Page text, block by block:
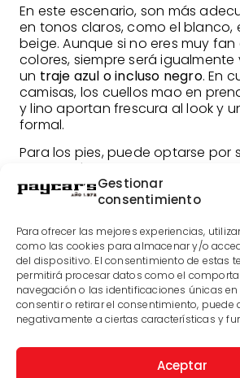
Gestionar
consentimiento
Para ofrecer las mejores experiencias,
como las cookies para almacenar y/o
del dispositivo. El consentimiento de estas
permitirá procesar datos como el
navegación o las identificaciones únicas en
consentir o retirar el consentimiento, puede
negativamente a ciertas características y
Aceptar
En este escenario, son más
en tonos claros, como el blanco,
beige. Aunque si no eres muy
colores, siempre será
un traje azul o incluso negro. En
camisas, los cuellos mao en
y lino aportan frescura al look y
formal.
Para los pies, puede optarse por
bodas más informales
náutico, de cáñamo o lona si se
diferente. Y llevar o no corbata
Trajes de novio modernos o
Si tu pareja y tú os encanta ir a la
organizáis una boda moderna,
tendencias más actuales es el
arriesgar con tu traje de novio.
Los novios que buscan un traje
PayCar’suna